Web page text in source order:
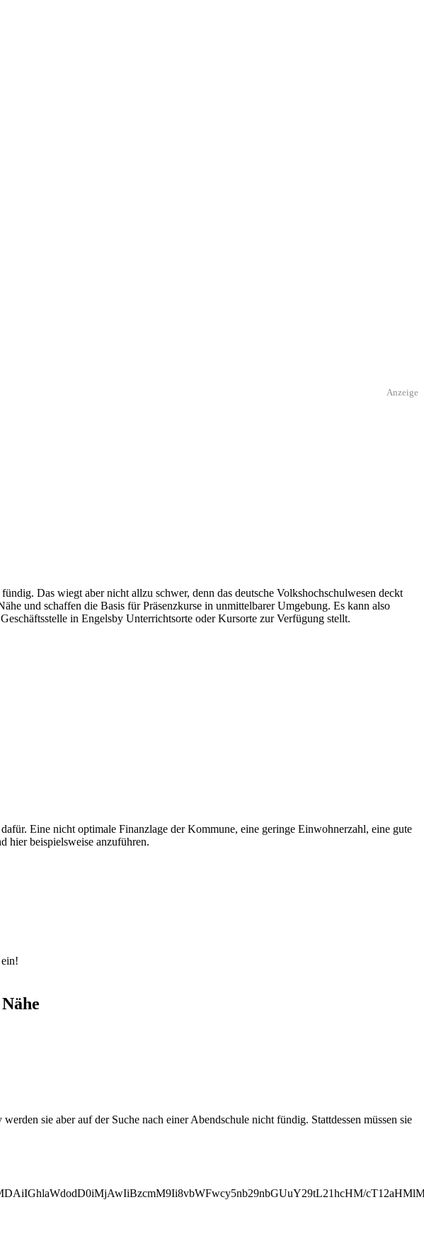
Anzeige
Das wiegt aber nicht allzu schwer, denn das deutsche Volkshochschulwesen deckt
und schaffen die Basis für Präsenzkurse in unmittelbarer Umgebung. Es kann also
in Engelsby Unterrichtsorte oder Kursorte zur Verfügung stellt.
Eine nicht optimale Finanzlage der Kommune, eine geringe Einwohnerzahl, eine gute
hier beispielsweise anzuführen.
sie aber auf der Suche nach einer Abendschule nicht fündig. Stattdessen müssen sie